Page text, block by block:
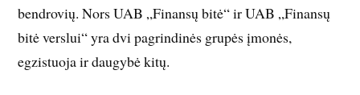
bendrovių. Nors UAB „Finansų bitė“ ir UAB „Finansų
bitė verslui“ yra dvi pagrindinės grupės įmonės,
egzistuoja ir daugybė kitų.